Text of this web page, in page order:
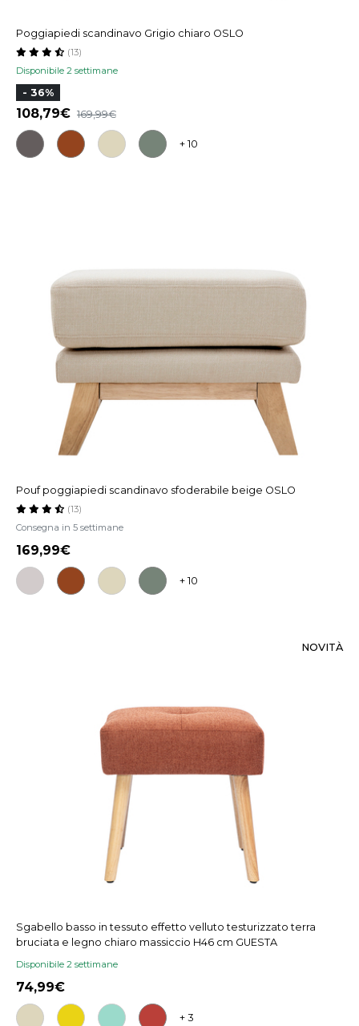
Poggiapiedi scandinavo Grigio chiaro OSLO
Disponibile 2 settimane
(13)
- 36%
108,79 169,99
+ 10
Pouf poggiapiedi scandinavo sfoderabile beige OSLO
Consegna in 5 settimane
(13)
169,99
+ 10
NOVITÀ
Sgabello basso in tessuto effetto velluto testurizzato terra
bruciata e legno chiaro massiccio H46 cm GUESTA
Disponibile 2 settimane
74,99
+ 3